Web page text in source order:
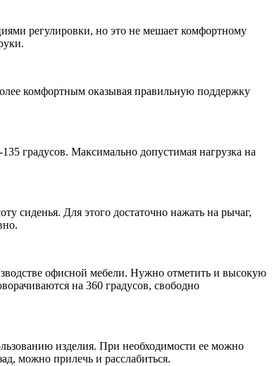
регулировки, но это не мешает комфортному
комфортным оказывая правильную поддержку
градусов. Максимально допустимая нагрузка на
сиденья. Для этого достаточно нажать на рычаг,
офисной мебели. Нужно отметить и высокую
на 360 градусов, свободно
изделия. При необходимости ее можно
можно прилечь и расслабиться.